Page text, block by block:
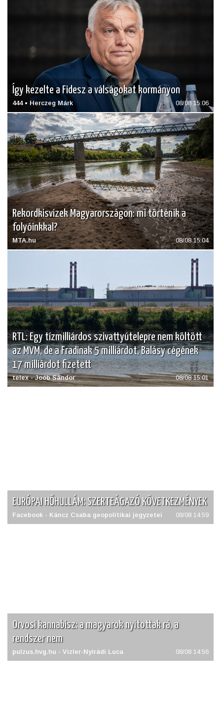
Így kezelte a Fidesz a válságokat kormányon
444 • Herczeg Márk 08/08 15:06
Rekordkisvizek Magyarországon: mi történik a
folyóinkkal?
MTA.hu 08/08 15:04
RTL: Egy tízmilliárdos szivattyútelepre nem költött
az MVM, de a Fradinak 5 milliárdot, Balásy cégének
17 milliárdot fizetett
telex - Joób Sándor 08/08 15:01
EURÓPAI HŐHULLÁM: SZERTEÁGAZÓ KÖVETKEZMÉNYEK
Facebook - Káncz Csaba geopolitikai jegyzetei 08/08 14:59
Orvosi kannabisz: a magyarok nyitottak rá, a
rendszer nem
pulzus.hvg.hu - Vizler-Nyirádi Luca 08/08 14:56